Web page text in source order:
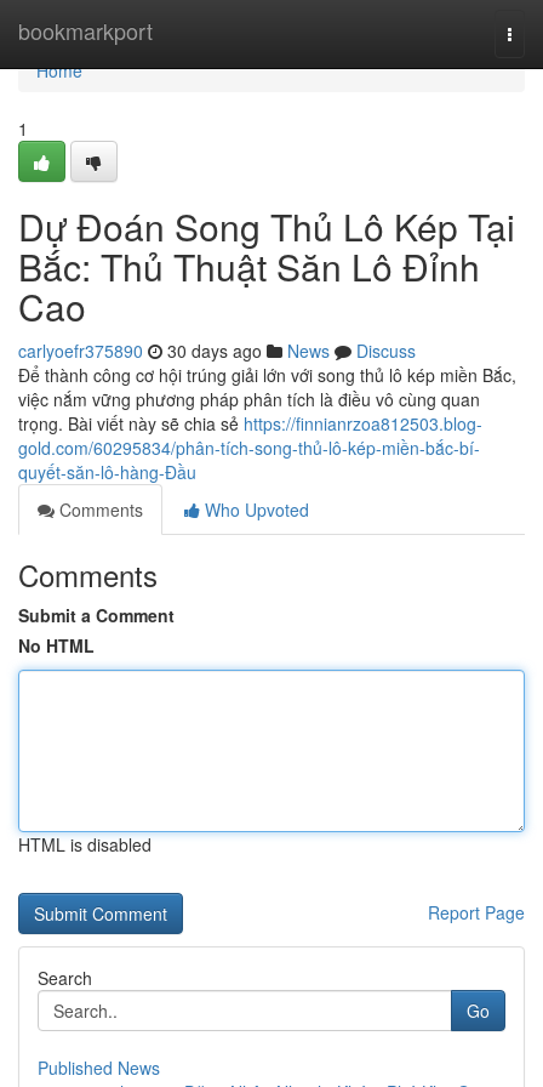
bookmarkport
Home
Home
1
Dự Đoán Song Thủ Lô Kép Tại
Bắc: Thủ Thuật Săn Lô Đỉnh
Cao
carlyoefr375890 30 days ago News
Discuss
Để thành công cơ hội trúng giải lớn với song thủ lô kép miền Bắc,
việc nắm vững phương pháp phân tích là điều vô cùng quan
trọng. Bài viết này sẽ chia sẻ https://finnianrzoa812503.blog-
gold.com/60295834/phân-tích-song-thủ-lô-kép-miền-bắc-bí-
quyết-săn-lô-hàng-Đầu
Comments
Who Upvoted
Comments
Submit a Comment
No HTML
HTML is disabled
Report Page
Search
Go
Published News